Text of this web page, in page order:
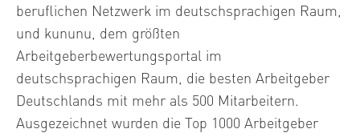
beruflichen Netzwerk im deutschsprachigen Raum,
und kununu, dem größten
Arbeitgeberbewertungsportal im
deutschsprachigen Raum, die besten Arbeitgeber
Deutschlands mit mehr als 500 Mitarbeitern.
Ausgezeichnet wurden die Top 1000 Arbeitgeber